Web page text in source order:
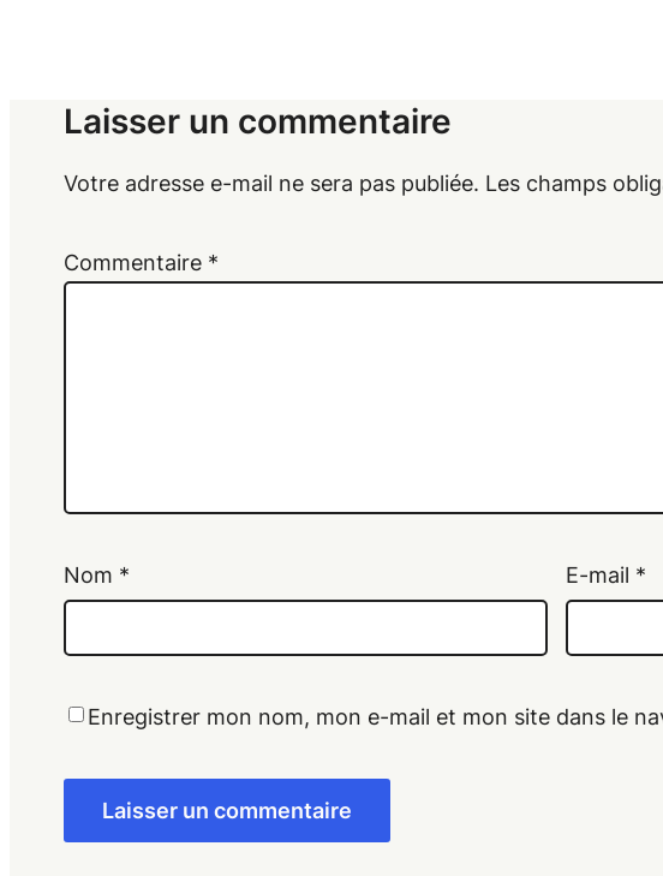
Laisser un commentaire
Votre adresse e-mail ne sera pas publiée. Les champs
Commentaire *
Nom * E-mail *
Enregistrer mon nom, mon e-mail et mon site dans le